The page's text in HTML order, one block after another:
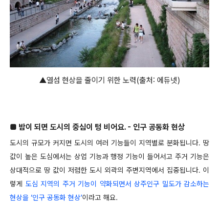
▲열섬 현상을 줄이기 위한 노력(출처: 에듀넷)
■ 밤이 되면 도시의 중심이 텅 비어요. - 인구 공동화 현상
도시의 규모가 커지면 도시의 여러 기능들이 지역별로 분화됩니다. 땅
값이 높은 도심에서는 상업 기능과 행정 기능이 들어서고 주거 기능은
상대적으로 땅 값이 저렴한 도시 외곽의 주변지역에서 집중됩니다. 이
렇게 도심 지역의 주거 기능이 약화되면서 상주인구 밀도가 감소하는
현상을 ‘인구 공동화 현상’이라고 해요.